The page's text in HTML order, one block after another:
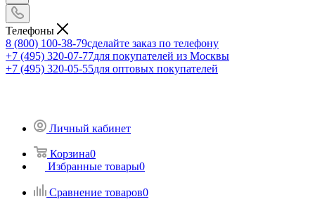
Телефоны
8 (800) 100-38-79сделайте заказ по телефону
+7 (495) 320-07-77для покупателей из Москвы
+7 (495) 320-05-55для оптовых покупателей
Личный кабинет
Корзина0
Избранные товары0
Сравнение товаров0